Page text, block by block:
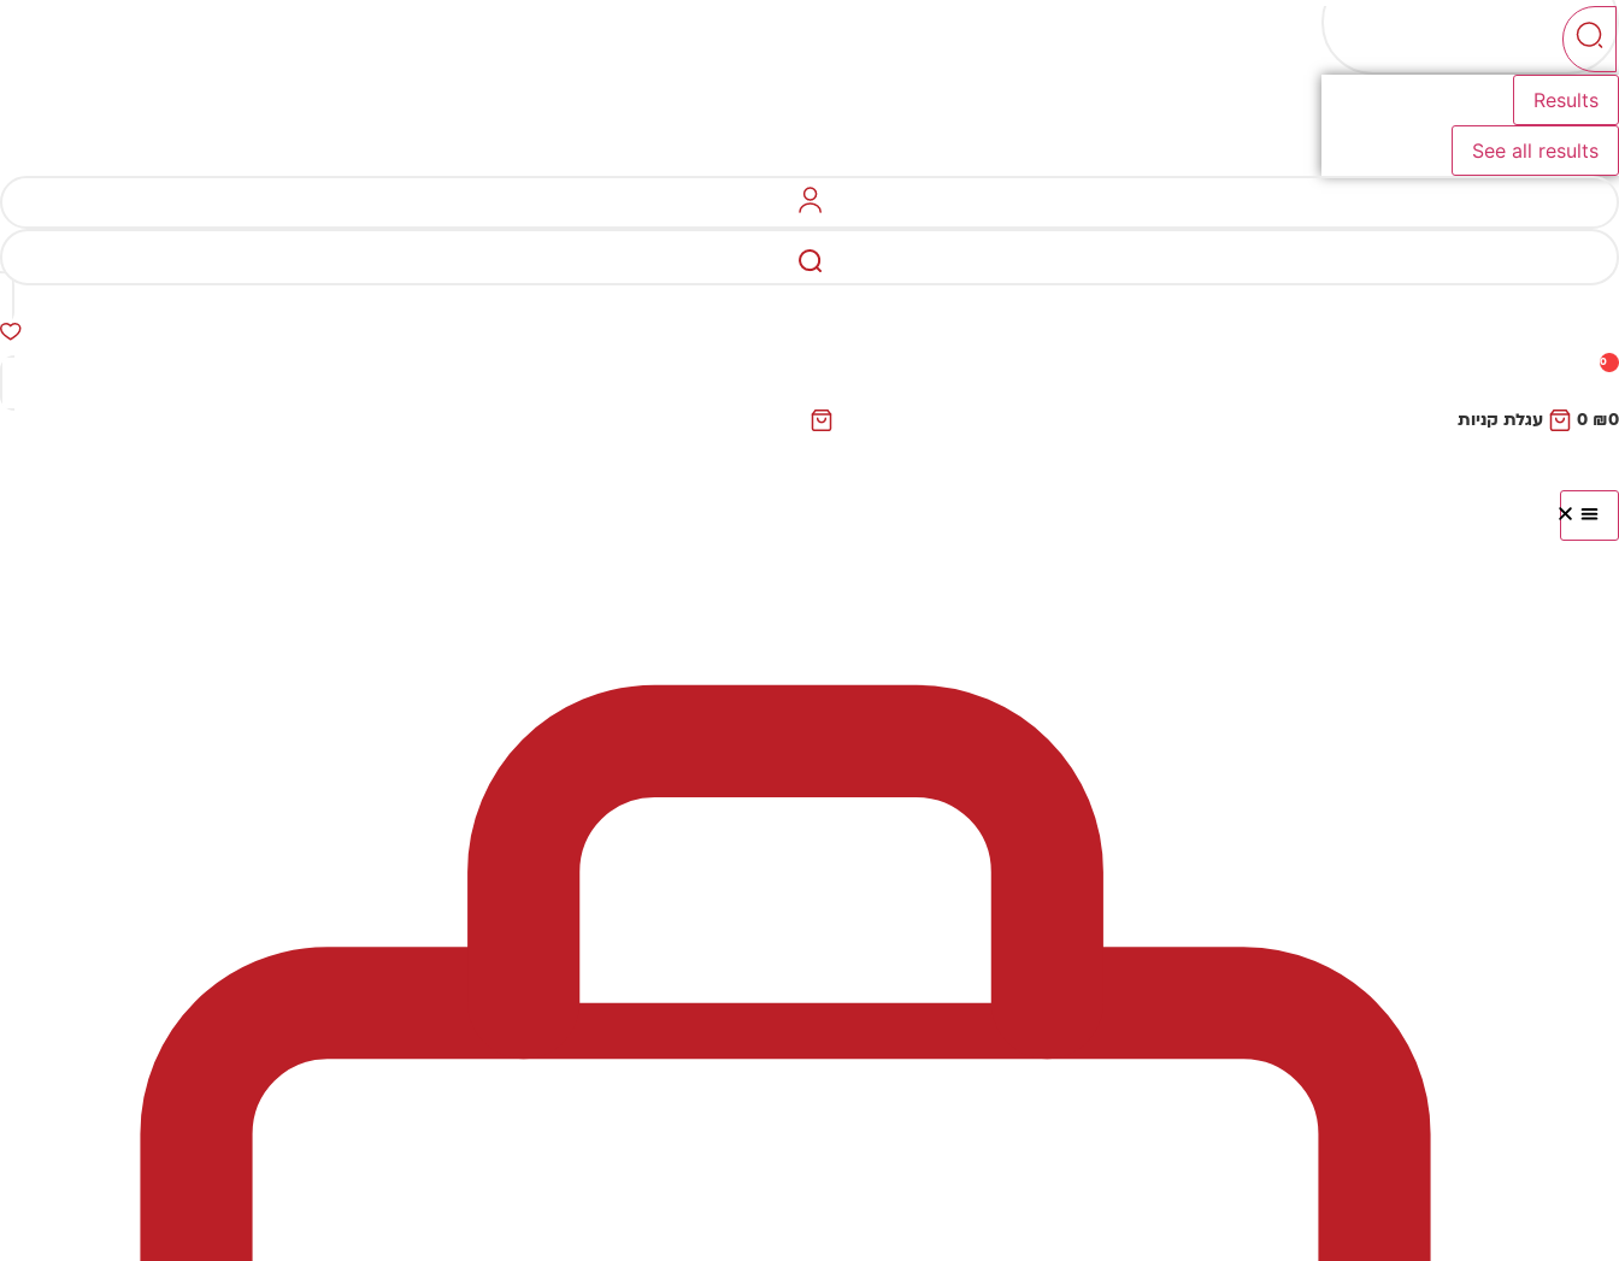
Results
See all results
0
₪0
0 עגלת קניות